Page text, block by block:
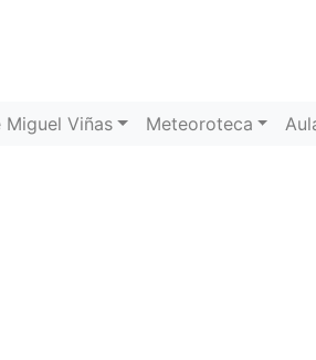
Miguel Viñas Meteoroteca